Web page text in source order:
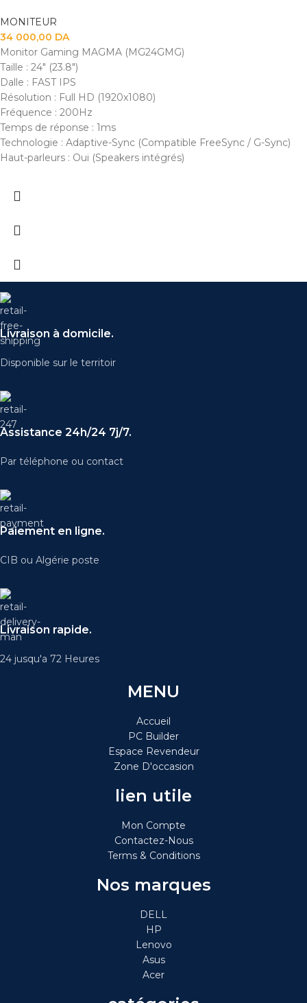
MONITEUR
34 000,00 DA
Monitor Gaming MAGMA (MG24GMG)
Taille : 24" (23.8")
Dalle : FAST IPS
Résolution : Full HD (1920x1080)
Fréquence : 200Hz
Temps de réponse : 1ms
Technologie : Adaptive-Sync (Compatible FreeSync / G-Sync)
Haut-parleurs : Oui (Speakers intégrés)
Livraison à domicile.
Disponible sur le territoir
Assistance 24h/24 7j/7.
Par téléphone ou contact
Paiement en ligne.
CIB ou Algérie poste
Livraison rapide.
24 jusqu'a 72 Heures
MENU
Accueil
PC Builder
Espace Revendeur
Zone D'occasion
lien utile
Mon Compte
Contactez-Nous
Terms & Conditions
Nos marques
DELL
HP
Lenovo
Asus
Acer